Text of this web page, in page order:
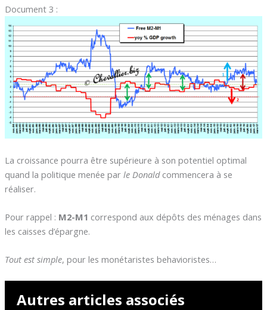
Document 3 :
La croissance pourra être supérieure à son potentiel optimal
quand la politique menée par le Donald commencera à se
réaliser.
Pour rappel : M2-M1 correspond aux dépôts des ménages dans
les caisses d’épargne.
Tout est simple, pour les monétaristes behavioristes…
Autres articles associés